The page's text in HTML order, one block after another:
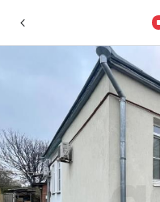
г. Краснодар
Избранное
0 объявлений